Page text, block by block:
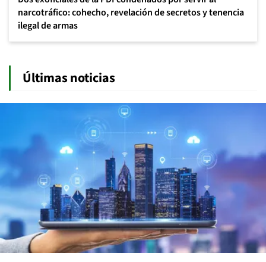
narcotráfico: cohecho, revelación de secretos y tenencia
ilegal de armas
Últimas noticias